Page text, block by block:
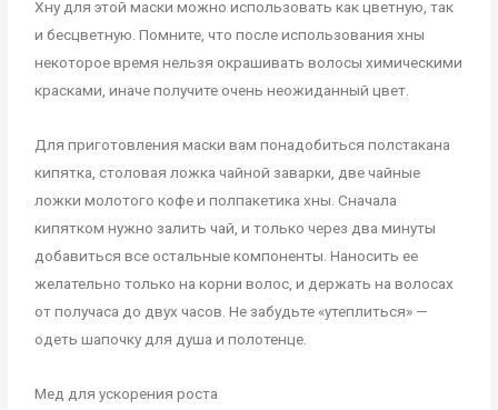
Хну для этой маски можно использовать как цветную, так
и бесцветную. Помните, что после использования хны
некоторое время нельзя окрашивать волосы химическими
красками, иначе получите очень неожиданный цвет.
Для приготовления маски вам понадобиться полстакана
кипятка, столовая ложка чайной заварки, две чайные
ложки молотого кофе и полпакетика хны. Сначала
кипятком нужно залить чай, и только через два минуты
добавиться все остальные компоненты. Наносить ее
желательно только на корни волос, и держать на волосах
от получаса до двух часов. Не забудьте «утеплиться» —
одеть шапочку для душа и полотенце.
Мед для ускорения роста